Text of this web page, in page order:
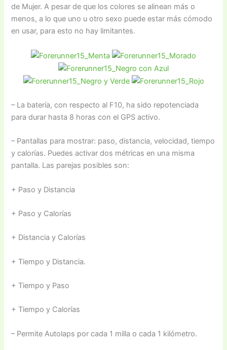
de Mujer. A pesar de que los colores se alinean más o
menos, a lo que uno u otro sexo puede estar más cómodo
en usar, para esto no hay limitantes.
– La batería, con respecto al F10, ha sido repotenciada
para durar hasta 8 horas con el GPS activo.
– Pantallas para mostrar: paso, distancia, velocidad, tiempo
y calorías. Puedes activar dos métricas en una misma
pantalla. Las parejas posibles son:
+ Paso y Distancia
+ Paso y Calorías
+ Distancia y Calorías
+ Tiempo y Distancia.
+ Tiempo y Paso
+ Tiempo y Calorías
– Permite Autolaps por cada 1 milla o cada 1 kilómetro.